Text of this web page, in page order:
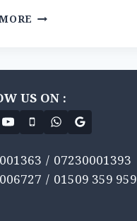
“सफलता”
US ON :
/ 07230001393
/ 01509 359 959